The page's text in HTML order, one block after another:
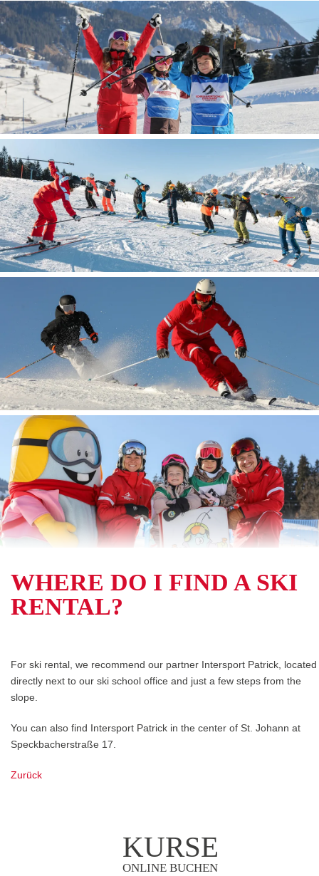
WHERE DO I FIND A SKI
RENTAL?
For ski rental, we recommend our partner Intersport Patrick, located
directly next to our ski school office and just a few steps from the
slope.
You can also find Intersport Patrick in the center of St. Johann at
Speckbacherstraße 17.
Zurück
KURSE
ONLINE BUCHEN